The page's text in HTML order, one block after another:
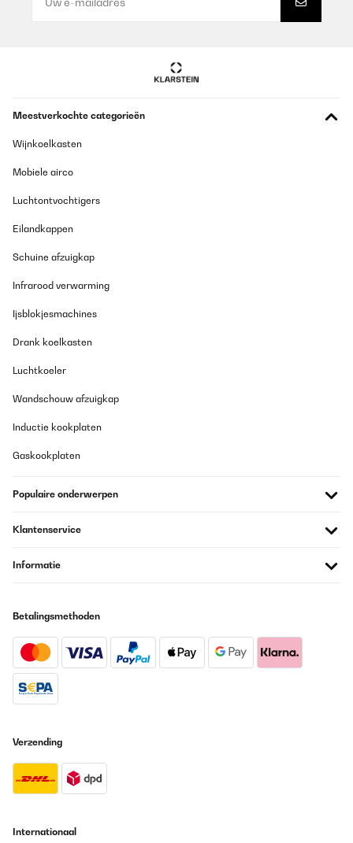
Meestverkochte categorieën
Wijnkoelkasten
Mobiele airco
Luchtontvochtigers
Eilandkappen
Schuine afzuigkap
Infrarood verwarming
Ijsblokjesmachines
Drank koelkasten
Luchtkoeler
Wandschouw afzuigkap
Inductie kookplaten
Gaskookplaten
Populaire onderwerpen
Klantenservice
Informatie
Betalingsmethoden
Verzending
Internationaal